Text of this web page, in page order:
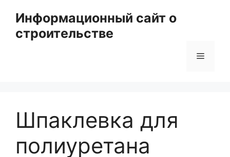
содержимому
Информационный сайт о
строительстве
Меню
Шпаклевка для
полиуретана